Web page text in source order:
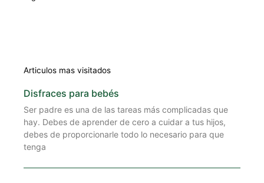
Articulos mas visitados
Disfraces para bebés
Ser padre es una de las tareas más complicadas que
hay. Debes de aprender de cero a cuidar a tus hijos,
debes de proporcionarle todo lo necesario para que
tenga